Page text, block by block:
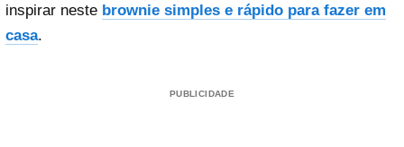
inspirar neste brownie simples e rápido para fazer em
casa.
PUBLICIDADE